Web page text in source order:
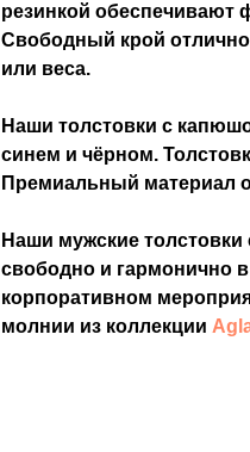
резинкой обеспечивают
Свободный крой
или веса.
Наши толстовки с
синем и чёрном.
Премиальный материал
Наши мужские
свободно и гармонично
корпоративном
молнии из коллекции